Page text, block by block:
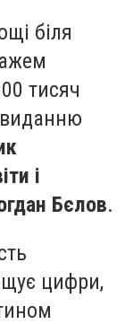
біля
тисяч
і
Бєлов.
цифри,